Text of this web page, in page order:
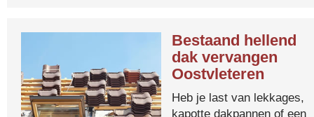
Bestaand hellend
dak vervangen
Oostvleteren
Heb je last van lekkages,
kapotte dakpannen of een